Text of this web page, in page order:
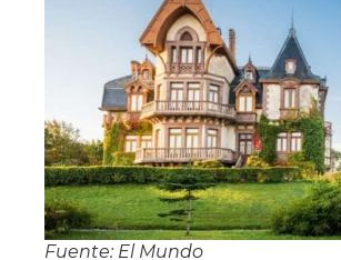
Fuente: El Mundo